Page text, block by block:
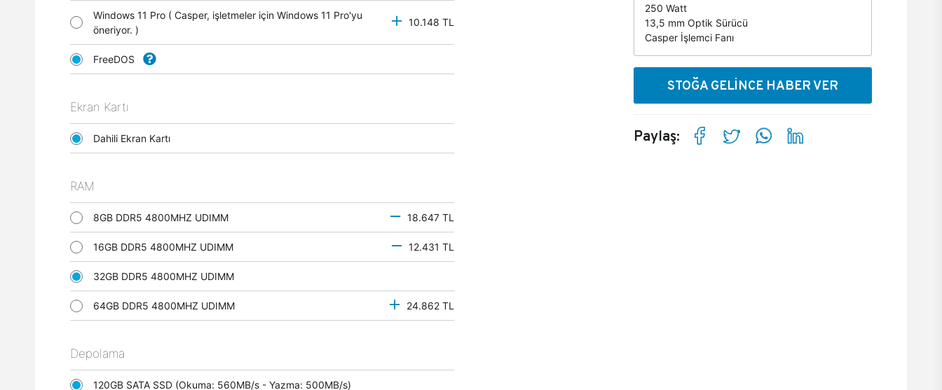
Windows 11 Pro ( Casper, işletmeler için Windows 11 Pro'yu
öneriyor. )
10.148 TL
FreeDOS
Ekran Kartı
Dahili Ekran Kartı
RAM
8GB DDR5 4800MHZ UDIMM 18.647 TL
16GB DDR5 4800MHZ UDIMM 12.431 TL
32GB DDR5 4800MHZ UDIMM
64GB DDR5 4800MHZ UDIMM 24.862 TL
Depolama
120GB SATA SSD (Okuma: 560MB/s - Yazma: 500MB/s)
250 Watt
13,5 mm Optik Sürücü
Casper İşlemci Fanı
STOĞA GELİNCE HABER VER
Paylaş: